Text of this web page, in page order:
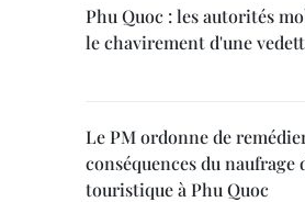
Phu Quoc : les autorités
le chavirement d'une
Le PM ordonne de
conséquences du naufrage
touristique à Phu Quoc